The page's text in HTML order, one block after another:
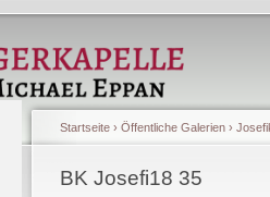
Startseite › Öffentliche Galerien ›
BK Josefi18 35